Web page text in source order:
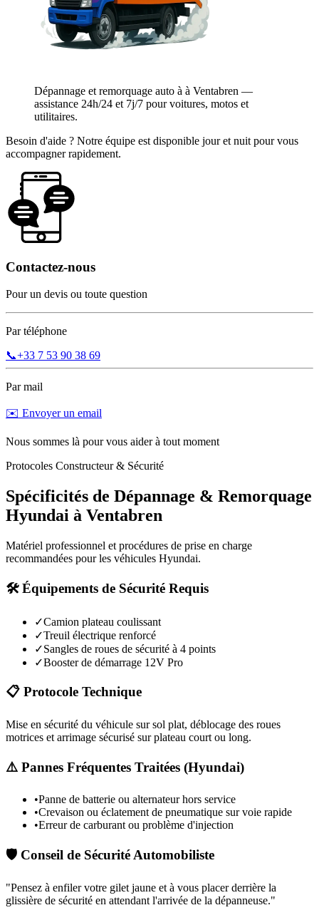
Dépannage et remorquage auto à à Ventabren —
assistance 24h/24 et 7j/7 pour voitures, motos et
utilitaires.
Besoin d'aide ? Notre équipe est disponible jour et nuit pour vous
accompagner rapidement.
Contactez-nous
Pour un devis ou toute question
Par téléphone
📞+33 7 53 90 38 69
Par mail
✉️ Envoyer un email
Nous sommes là pour vous aider à tout moment
Protocoles Constructeur & Sécurité
Spécificités de Dépannage & Remorquage
Hyundai à Ventabren
Matériel professionnel et procédures de prise en charge
recommandées pour les véhicules Hyundai.
🛠️ Équipements de Sécurité Requis
✓Camion plateau coulissant
✓Treuil électrique renforcé
✓Sangles de roues de sécurité à 4 points
✓Booster de démarrage 12V Pro
📋 Protocole Technique
Mise en sécurité du véhicule sur sol plat, déblocage des roues
motrices et arrimage sécurisé sur plateau court ou long.
⚠️ Pannes Fréquentes Traitées (Hyundai)
•Panne de batterie ou alternateur hors service
•Crevaison ou éclatement de pneumatique sur voie rapide
•Erreur de carburant ou problème d'injection
🛡️ Conseil de Sécurité Automobiliste
"Pensez à enfiler votre gilet jaune et à vous placer derrière la
glissière de sécurité en attendant l'arrivée de la dépanneuse."